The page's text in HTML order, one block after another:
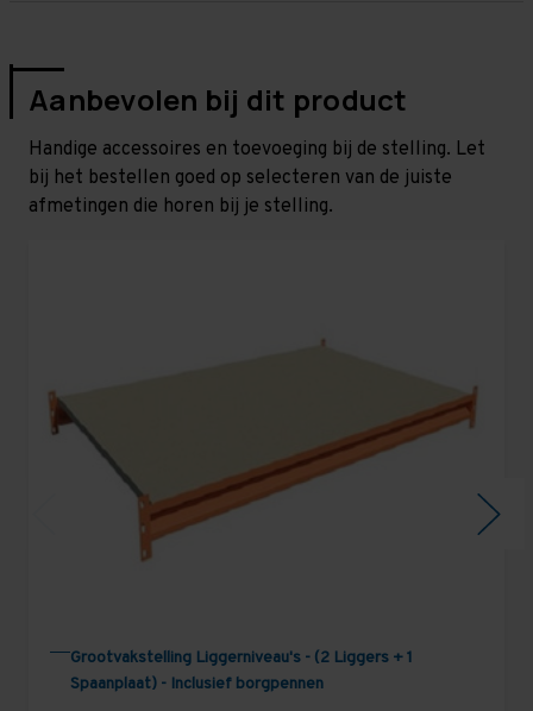
Aanbevolen bij dit product
Handige accessoires en toevoeging bij de stelling. Let
bij het bestellen goed op selecteren van de juiste
afmetingen die horen bij je stelling.
Grootvakstelling Liggerniveau's - (2 Liggers + 1
Spaanplaat) - Inclusief borgpennen